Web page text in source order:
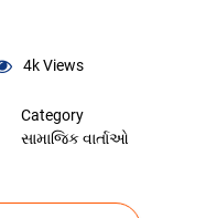
4kViews
Category
સામાજિક વાર્તાઓ